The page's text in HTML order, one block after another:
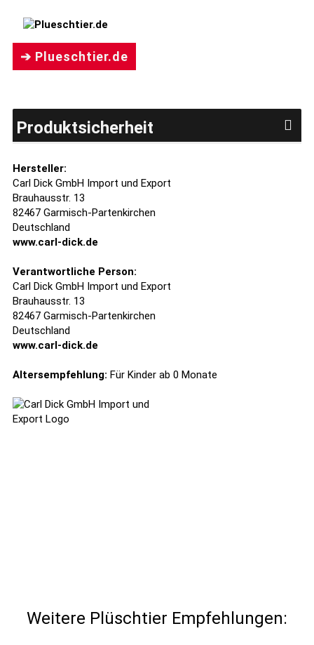
➔ Plueschtier.de
Produktsicherheit
Hersteller:
Carl Dick GmbH Import und Export
Brauhausstr. 13
82467 Garmisch-Partenkirchen
Deutschland
www.carl-dick.de
Verantwortliche Person:
Carl Dick GmbH Import und Export
Brauhausstr. 13
82467 Garmisch-Partenkirchen
Deutschland
www.carl-dick.de
Altersempfehlung: Für Kinder ab 0 Monate
Weitere Plüschtier Empfehlungen: